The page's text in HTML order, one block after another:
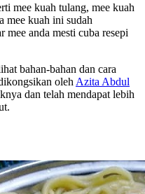
mee kuah tulang, mee kuah
mee kuah ini sudah
mee anda mesti cuba resepi
bahan-bahan dan cara
oleh Azita Abdul
dan telah mendapat lebih